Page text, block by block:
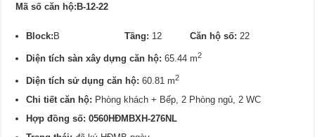
Mã số căn hộ:B-12-22
Block:BTầng: 12Căn hộ số: 22
Diện tích sàn xây dựng căn hộ:65.44 m2
Diện tích sử dụng căn hộ: 60.81 m2
Chi tiết căn hộ: Phòng khách + Bếp, 2 Phòng ngủ, 2 WC
Hợp đồng số: 0560HĐMBXH-276NL